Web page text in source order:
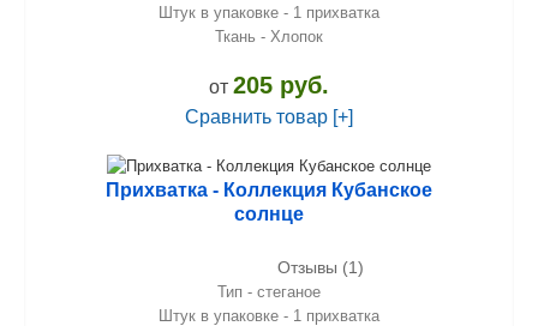
Штук в упаковке - 1 прихватка
Ткань - Хлопок
от 205 руб.
Сравнить товар [+]
Прихватка - Коллекция Кубанское
солнце
Отзывы (1)
Тип - стеганое
Штук в упаковке - 1 прихватка